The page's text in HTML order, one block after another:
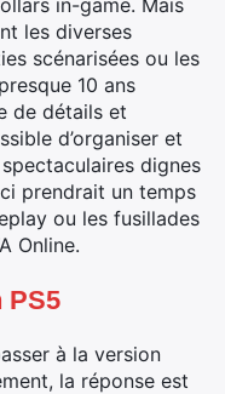
in-game. Mais
les diverses
scénarisées ou les
10 ans
de détails et
d’organiser et
dignes
prendrait un temps
ou les fusillades
Online.
PS5
à la version
la réponse est